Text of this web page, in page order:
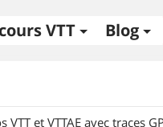
VTT Blog
VTT et VTTAE avec traces